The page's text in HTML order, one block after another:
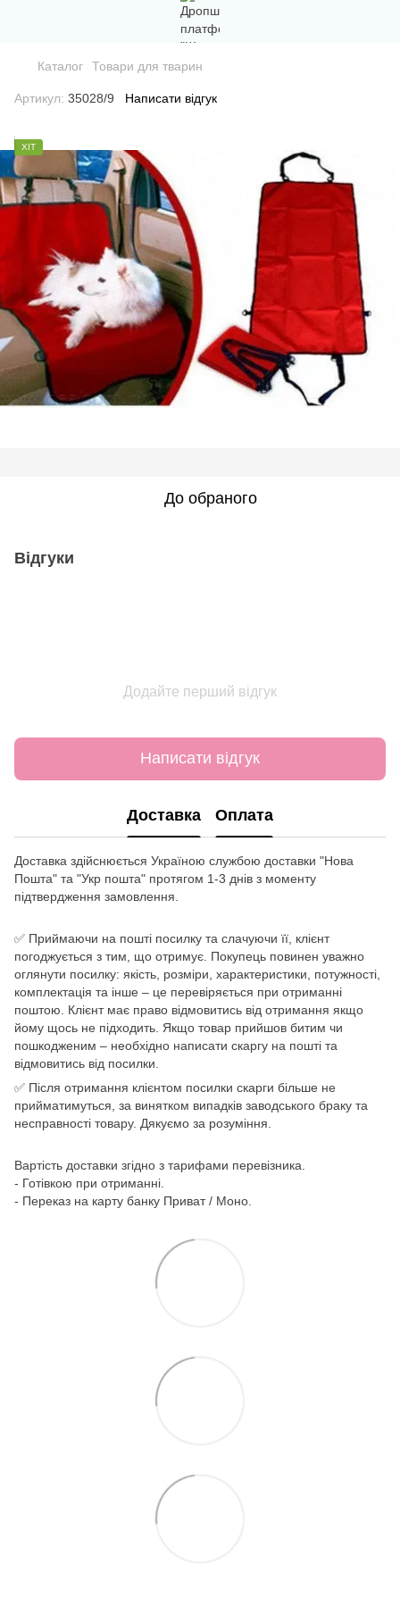
Каталог Товари для тварин
Артикул: 35028/9 Написати відгук
ХІТ
До обраного
Відгуки
Додайте перший відгук
Написати відгук
Доставка Оплата
Доставка здійснюється Україною службою доставки "Нова
Пошта" та "Укр пошта" протягом 1-3 днів з моменту
підтвердження замовлення.
✅ Приймаючи на пошті посилку та слачуючи її, клієнт
погоджується з тим, що отримує. Покупець повинен уважно
оглянути посилку: якість, розміри, характеристики, потужності,
комплектація та інше – це перевіряється при отриманні
поштою. Клієнт має право відмовитись від отримання якщо
йому щось не підходить. Якщо товар прийшов битим чи
пошкодженим – необхідно написати скаргу на пошті та
відмовитись від посилки.
✅ Після отримання клієнтом посилки скарги більше не
прийматимуться, за винятком випадків заводського браку та
несправності товару. Дякуємо за розуміння.
Вартість доставки згідно з тарифами перевізника.
- Готівкою при отриманні.
- Переказ на карту банку Приват / Моно.